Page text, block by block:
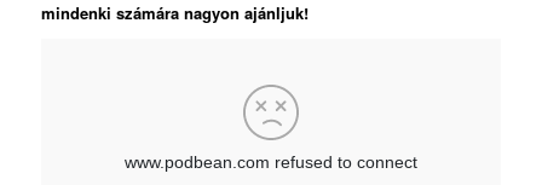
mindenki számára nagyon ajánljuk!